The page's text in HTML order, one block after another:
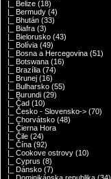
|_ Belize (18)
|_ Bermudy (4)
|_ Bhután (33)
|_ Biafra (3)
|_ Bielorusko (43)
|_ Bolívia (49)
|_ Bosna a Hercegovina (51)
|_ Botswana (16)
|_ Brazília (74)
|_ Brunej (16)
|_ Bulharsko (55)
|_ Burundi (29)
|_ Čad (10)
|_ Česko - Slovensko-> (70)
|_ Chorvátsko (48)
|_ Čierna Hora
|_ Čile (24)
|_ Čína (92)
|_ Cookove ostrovy (10)
|_ Cyprus (8)
|_ Dánsko (7)